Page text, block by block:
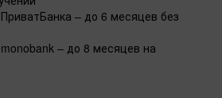
– до 6 месяцев без
– до 8 месяцев на